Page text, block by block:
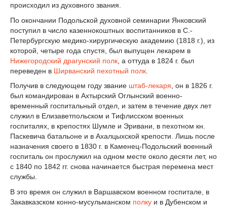
происходил из духовного звания.
По окончании Подольской духовной семинарии Янковский
поступил в число казеннокоштных воспитанников в С.-
Петербургскую медико-хирургическую академию (1818 г.), из
которой, четыре года спустя, был выпущен лекарем в
Нижегородский драгунский полк , а оттуда в 1824 г. был
переведен в Ширванский пехотный полк
Получив в следующем году звание штаб-лекаря, он в 1826 г.
был командирован в Ахтырский Оглынский военно-
временный госпитальный отдел, и затем в течение двух лет
служил в Елизаветпольском и Тифлисском военных
госпиталях, в крепостях Шумле и Эривани, в пехотном кн.
Паскевича батальоне и в Ахалцыхской крепости. Лишь после
назначения своего в 1830 г. в Каменец-Подольский военный
госпиталь он прослужил на одном месте около десяти лет, но
с 1840 по 1842 гг. снова начинается быстрая перемена мест
службы.
В это время он служил в Варшавском военном госпитале, в
Закавказском конно-мусульманском полку и в Дубенском и